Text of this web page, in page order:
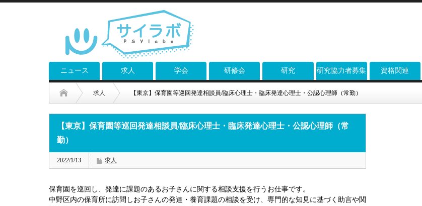
ニュース 求人 学会 研修会 研究 研究協力者募集 資格関連
求人 【東京】保育園等巡回発達相談員/臨床心理士・臨床発達心理士・公認心理師（常勤）
【東京】保育園等巡回発達相談員/臨床心理士・臨床発達心理士・公認心理師（常
勤）
2022/1/13 求人
保育園を巡回し、発達に課題のあるお子さんに関する相談支援を行うお仕事です。
中野区内の保育所に訪問しお子さんの発達・養育課題の相談を受け、専門的な知見に基づく助言や関